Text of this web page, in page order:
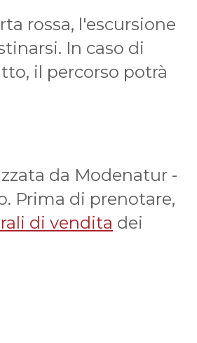
rossa, l'escursione
In caso di
il percorso potrà
da Modenatur -
Prima di prenotare,
di vendita dei